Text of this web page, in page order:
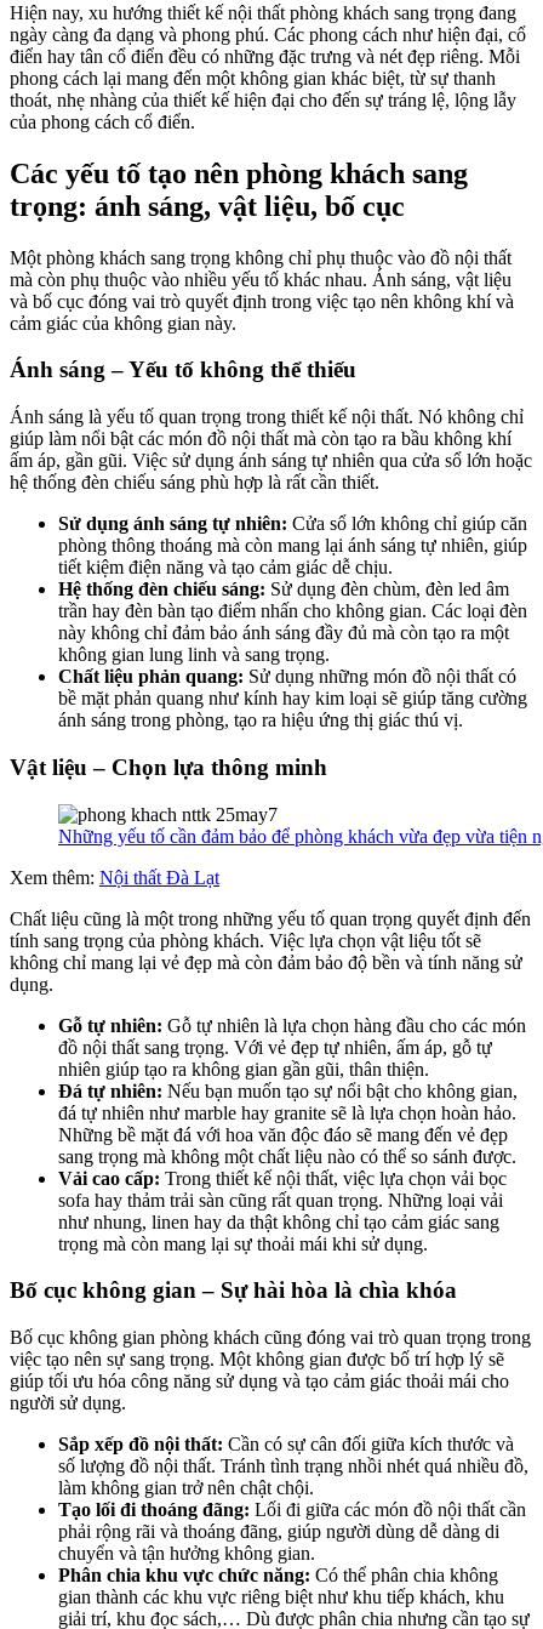
Hiện nay, xu hướng thiết kế nội thất phòng khách sang trọng đang
ngày càng đa dạng và phong phú. Các phong cách như hiện đại, cổ
điển hay tân cổ điển đều có những đặc trưng và nét đẹp riêng. Mỗi
phong cách lại mang đến một không gian khác biệt, từ sự thanh
thoát, nhẹ nhàng của thiết kế hiện đại cho đến sự tráng lệ, lộng lẫy
của phong cách cổ điển.
Các yếu tố tạo nên phòng khách sang
trọng: ánh sáng, vật liệu, bố cục
Một phòng khách sang trọng không chỉ phụ thuộc vào đồ nội thất
mà còn phụ thuộc vào nhiều yếu tố khác nhau. Ánh sáng, vật liệu
và bố cục đóng vai trò quyết định trong việc tạo nên không khí và
cảm giác của không gian này.
Ánh sáng – Yếu tố không thể thiếu
Ánh sáng là yếu tố quan trọng trong thiết kế nội thất. Nó không chỉ
giúp làm nổi bật các món đồ nội thất mà còn tạo ra bầu không khí
ấm áp, gần gũi. Việc sử dụng ánh sáng tự nhiên qua cửa sổ lớn hoặc
hệ thống đèn chiếu sáng phù hợp là rất cần thiết.
Sử dụng ánh sáng tự nhiên: Cửa sổ lớn không chỉ giúp căn
phòng thông thoáng mà còn mang lại ánh sáng tự nhiên, giúp
tiết kiệm điện năng và tạo cảm giác dễ chịu.
Hệ thống đèn chiếu sáng: Sử dụng đèn chùm, đèn led âm
trần hay đèn bàn tạo điểm nhấn cho không gian. Các loại đèn
này không chỉ đảm bảo ánh sáng đầy đủ mà còn tạo ra một
không gian lung linh và sang trọng.
Chất liệu phản quang: Sử dụng những món đồ nội thất có
bề mặt phản quang như kính hay kim loại sẽ giúp tăng cường
ánh sáng trong phòng, tạo ra hiệu ứng thị giác thú vị.
Vật liệu – Chọn lựa thông minh
Những yếu tố cần đảm bảo để phòng khách vừa đẹp vừa tiện
Xem thêm: Nội thất Đà Lạt
Chất liệu cũng là một trong những yếu tố quan trọng quyết định đến
tính sang trọng của phòng khách. Việc lựa chọn vật liệu tốt sẽ
không chỉ mang lại vẻ đẹp mà còn đảm bảo độ bền và tính năng sử
dụng.
Gỗ tự nhiên: Gỗ tự nhiên là lựa chọn hàng đầu cho các món
đồ nội thất sang trọng. Với vẻ đẹp tự nhiên, ấm áp, gỗ tự
nhiên giúp tạo ra không gian gần gũi, thân thiện.
Đá tự nhiên: Nếu bạn muốn tạo sự nổi bật cho không gian,
đá tự nhiên như marble hay granite sẽ là lựa chọn hoàn hảo.
Những bề mặt đá với hoa văn độc đáo sẽ mang đến vẻ đẹp
sang trọng mà không một chất liệu nào có thể so sánh được.
Vải cao cấp: Trong thiết kế nội thất, việc lựa chọn vải bọc
sofa hay thảm trải sàn cũng rất quan trọng. Những loại vải
như nhung, linen hay da thật không chỉ tạo cảm giác sang
trọng mà còn mang lại sự thoải mái khi sử dụng.
Bố cục không gian – Sự hài hòa là chìa khóa
Bố cục không gian phòng khách cũng đóng vai trò quan trọng trong
việc tạo nên sự sang trọng. Một không gian được bố trí hợp lý sẽ
giúp tối ưu hóa công năng sử dụng và tạo cảm giác thoải mái cho
người sử dụng.
Sắp xếp đồ nội thất: Cần có sự cân đối giữa kích thước và
số lượng đồ nội thất. Tránh tình trạng nhồi nhét quá nhiều đồ,
làm không gian trở nên chật chội.
Tạo lối đi thoáng đãng: Lối đi giữa các món đồ nội thất cần
phải rộng rãi và thoáng đãng, giúp người dùng dễ dàng di
chuyển và tận hưởng không gian.
Phân chia khu vực chức năng: Có thể phân chia không
gian thành các khu vực riêng biệt như khu tiếp khách, khu
giải trí, khu đọc sách,… Dù được phân chia nhưng cần tạo sự